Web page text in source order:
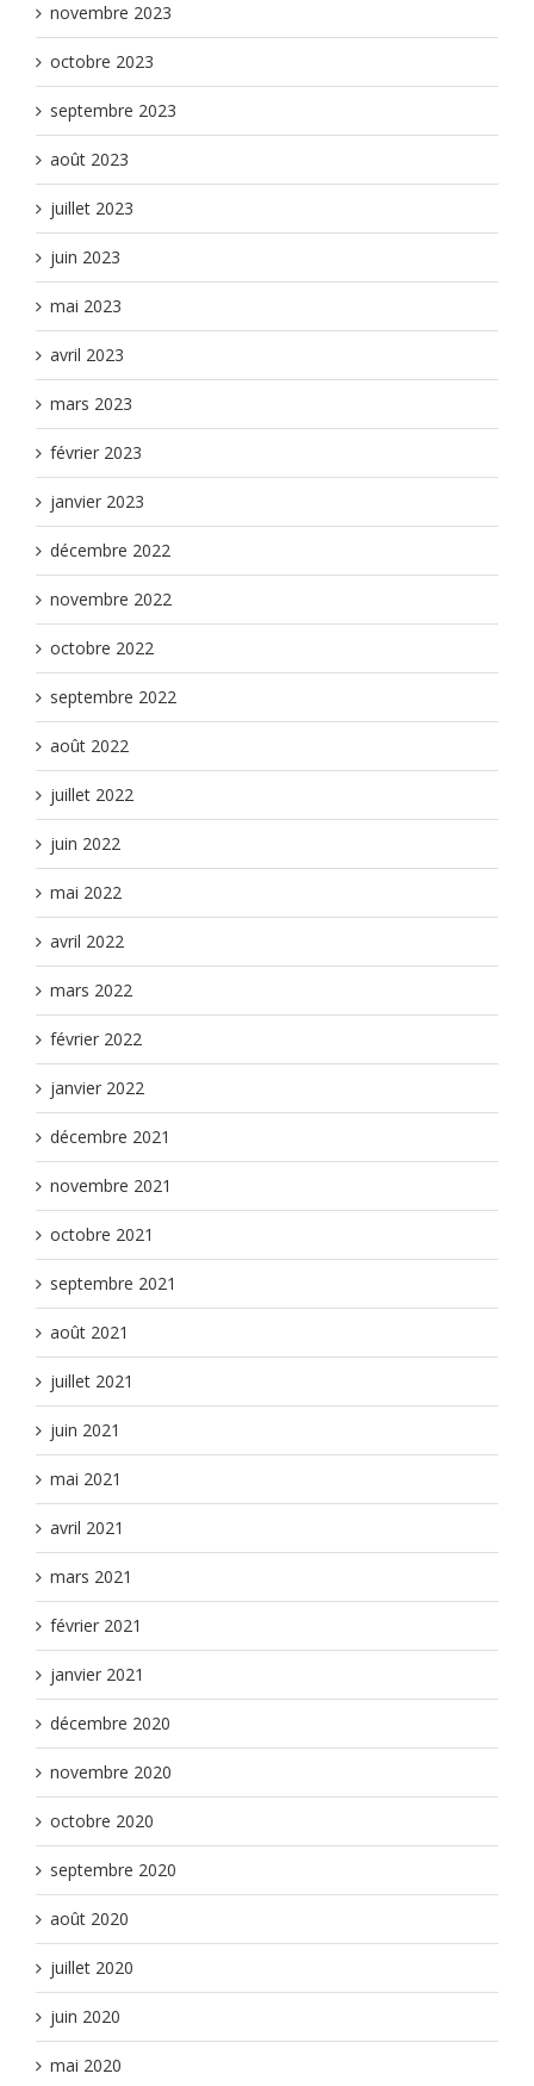
novembre 2023
octobre 2023
septembre 2023
août 2023
juillet 2023
juin 2023
mai 2023
avril 2023
mars 2023
février 2023
janvier 2023
décembre 2022
novembre 2022
octobre 2022
septembre 2022
août 2022
juillet 2022
juin 2022
mai 2022
avril 2022
mars 2022
février 2022
janvier 2022
décembre 2021
novembre 2021
octobre 2021
septembre 2021
août 2021
juillet 2021
juin 2021
mai 2021
avril 2021
mars 2021
février 2021
janvier 2021
décembre 2020
novembre 2020
octobre 2020
septembre 2020
août 2020
juillet 2020
juin 2020
mai 2020